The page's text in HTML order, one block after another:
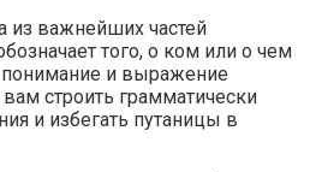
из важнейших частей
того, о ком или о чем
и выражение
строить грамматически
и избегать путаницы в